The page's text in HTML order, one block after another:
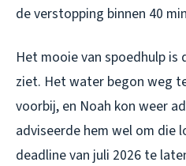
de verstopping binnen 40
Het mooie van spoedhulp
ziet. Het water begon weg
voorbij, en Noah kon weer
adviseerde hem wel om die
deadline van juli 2026 te